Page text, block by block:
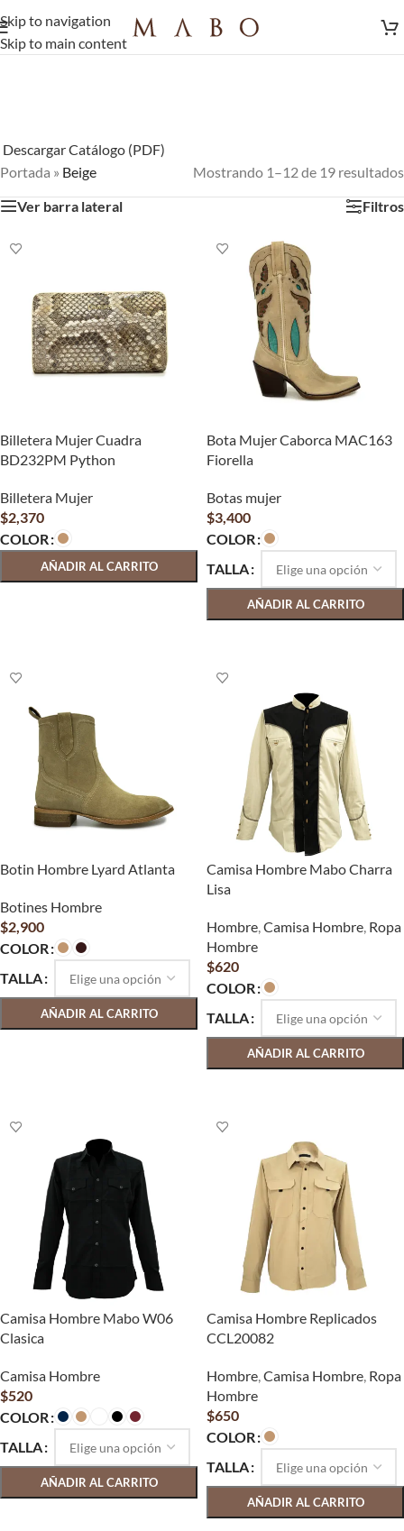
Skip to navigation
Skip to main content
Descargar Catálogo (PDF)
Portada » Beige
Mostrando 1–12 de 19 resultados
Ver barra lateral
Filtros
Billetera Mujer Cuadra
BD232PM Python
Billetera Mujer
$2,370
COLOR
AÑADIR AL CARRITO
Bota Mujer Caborca MAC163
Fiorella
Botas mujer
$3,400
COLOR
TALLA
AÑADIR AL CARRITO
Botin Hombre Lyard Atlanta
Botines Hombre
$2,900
COLOR
TALLA
AÑADIR AL CARRITO
Camisa Hombre Mabo Charra
Lisa
Hombre,Camisa Hombre, Ropa
Hombre
$620
COLOR
TALLA
AÑADIR AL CARRITO
Camisa Hombre Mabo W06
Clasica
Camisa Hombre
$520
COLOR
TALLA
AÑADIR AL CARRITO
Camisa Hombre Replicados
CCL20082
Hombre,Camisa Hombre, Ropa
Hombre
$650
COLOR
TALLA
AÑADIR AL CARRITO